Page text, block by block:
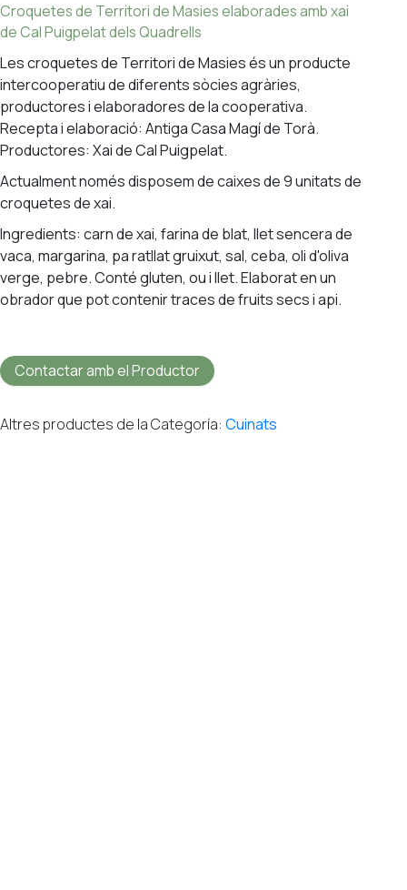
Croquetes de Territori de Masies elaborades amb xai
de Cal Puigpelat dels Quadrells
Les croquetes de Territori de Masies és un producte
intercooperatiu de diferents sòcies agràries,
productores i elaboradores de la cooperativa.
Recepta i elaboració: Antiga Casa Magí de Torà.
Productores: Xai de Cal Puigpelat.
Actualment només disposem de caixes de 9 unitats de
croquetes de xai.
Ingredients: carn de xai, farina de blat, llet sencera de
vaca, margarina, pa ratllat gruixut, sal, ceba, oli d'oliva
verge, pebre. Conté gluten, ou i llet. Elaborat en un
obrador que pot contenir traces de fruits secs i api.
Contactar amb el Productor
Altres productes de la Categoría: Cuinats